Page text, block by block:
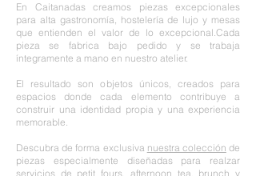
En Caitanadas creamos piezas excepcionales
para alta gastronomía, hostelería de lujo y mesas
que entienden el valor de lo excepcional.Cada
pieza se fabrica bajo pedido y se trabaja
íntegramente a mano en nuestro atelier.
El resultado son objetos únicos, creados para
espacios donde cada elemento contribuye a
construir una identidad propia y una experiencia
memorable.
Descubra de forma exclusiva nuestra colección de
piezas especialmente diseñadas para realzar
servicios de petit fours, afternoon tea, brunch y